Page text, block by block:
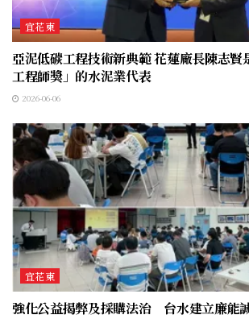
宜花東
亞泥低碳工程技術新典範 花蓮廠長陳志賢
工程師獎」的水泥業代表
2026-06-06
宜花東
強化公益揭弊及採購法治 台水建立廉能